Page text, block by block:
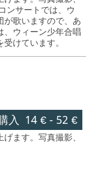
ンサートでは、ウ
が歌いますので、あ
、ウィーン少年合唱
けています。
入 14 €- 52 €
ます。写真撮影、